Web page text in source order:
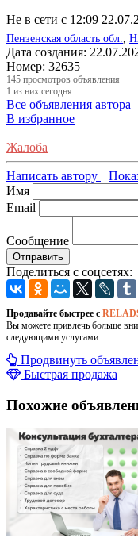
Не в сети с 12:09
Пензенская область обл.
Дата создания:
Номер: 32635
145 просмотров объявления
1 из них сегодня
Все объявления автора
В избранное
Жалоба
Написать автору
Имя
Email
Сообщение
Отправить
Поделиться с соцсетях:
Продавайте быстрее с
Вы можете привлечь больше
следующими услугами:
Продвинуть
Быстрая продажа
Похожие